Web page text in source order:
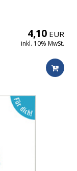
4,10 EUR
inkl. 10% MwSt.